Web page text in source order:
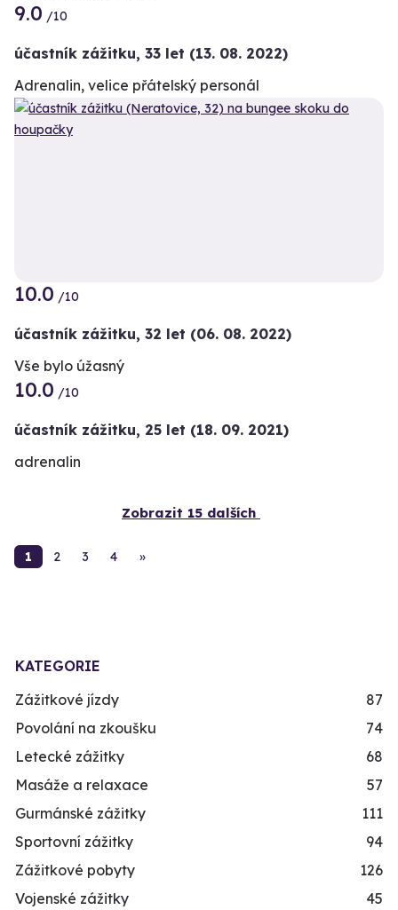
9.0 /10
účastník zážitku, 33 let (13. 08. 2022)
Adrenalin, velice přátelský personál
10.0 /10
účastník zážitku, 32 let (06. 08. 2022)
Vše bylo úžasný
10.0 /10
účastník zážitku, 25 let (18. 09. 2021)
adrenalin
Zobrazit 15 dalších
1 2 3 4 »
KATEGORIE
Zážitkové jízdy
87
Povolání na zkoušku
74
Letecké zážitky
68
Masáže a relaxace
57
Gurmánské zážitky
111
Sportovní zážitky
94
Zážitkové pobyty
126
Vojenské zážitky
45